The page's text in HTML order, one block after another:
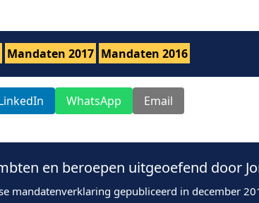
Mandaten 2017 Mandaten 2016
WhatsApp Email
en beroepen uitgeoefend door
mandatenverklaring gepubliceerd in december